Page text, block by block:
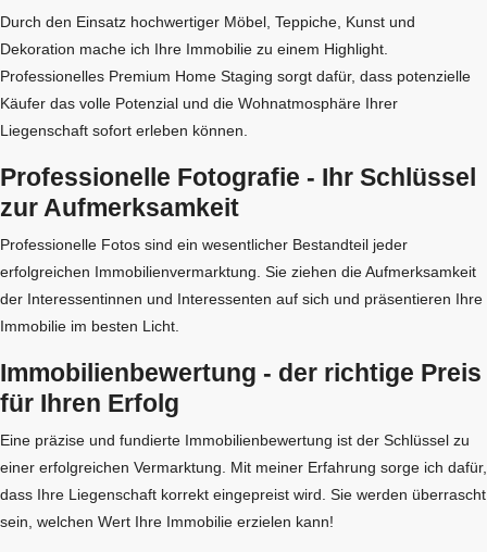
Durch den Einsatz hochwertiger Möbel, Teppiche, Kunst und
Dekoration mache ich Ihre Immobilie zu einem Highlight.
Professionelles Premium Home Staging sorgt dafür, dass potenzielle
Käufer das volle Potenzial und die Wohnatmosphäre Ihrer
Liegenschaft sofort erleben können.
Professionelle Fotografie - Ihr Schlüssel
zur Aufmerksamkeit
Professionelle Fotos sind ein wesentlicher Bestandteil jeder
erfolgreichen Immobilienvermarktung. Sie ziehen die Aufmerksamkeit
der Interessentinnen und Interessenten auf sich und präsentieren Ihre
Immobilie im besten Licht.
Immobilienbewertung - der richtige Preis
für Ihren Erfolg
Eine präzise und fundierte Immobilienbewertung ist der Schlüssel zu
einer erfolgreichen Vermarktung. Mit meiner Erfahrung sorge ich dafür,
dass Ihre Liegenschaft korrekt eingepreist wird. Sie werden überrascht
sein, welchen Wert Ihre Immobilie erzielen kann!